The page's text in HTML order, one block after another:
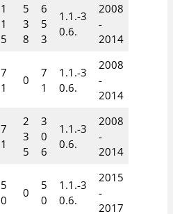
1
1
5
5
3
8
6
5
3
1.1.-3
0.6.
2008
-
2014
7
1
0
7
1
1.1.-3
0.6.
2008
-
2014
7
1
2
3
5
3
0
6
1.1.-3
0.6.
2008
-
2014
5
0
0
5
0
1.1.-3
0.6.
2015
-
2017